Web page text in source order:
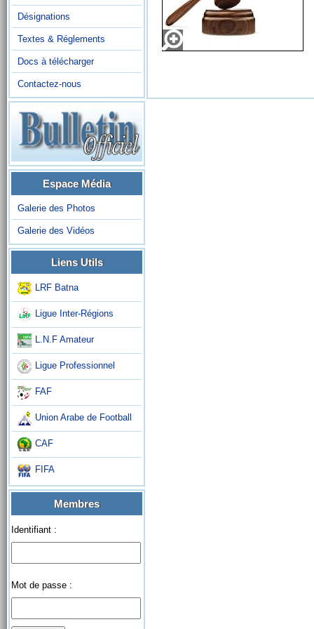
Désignations
Textes & Réglements
Docs à télécharger
Contactez-nous
Espace Média
Galerie des Photos
Galerie des Vidéos
Liens Utils
LRF Batna
Ligue Inter-Régions
L.N.F Amateur
Ligue Professionnel
FAF
Union Arabe de Football
CAF
FIFA
Membres
Identifiant :
Mot de passe :